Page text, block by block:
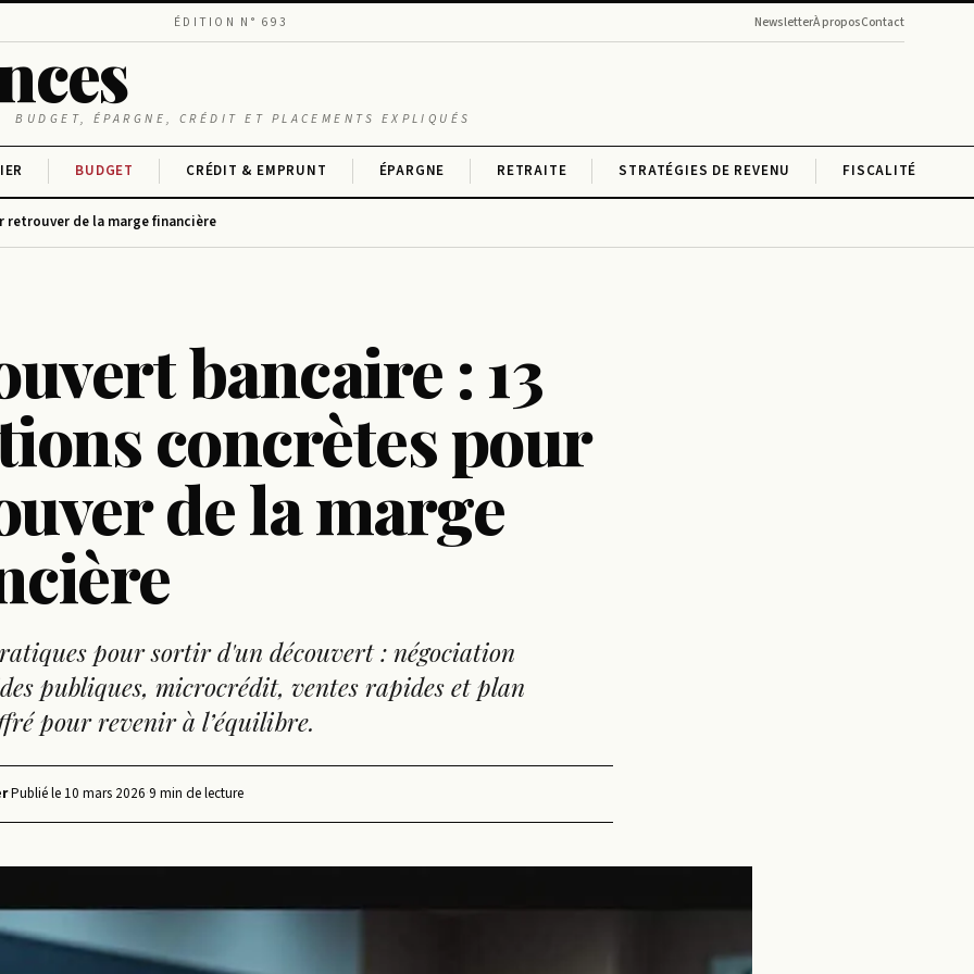
ÉDITION N° 693 NewsletterÀ proposContact
BUDGET, ÉPARGNE, CRÉDIT ET PLACEMENTS EXPLIQUÉS
BUDGET CRÉDIT & EMPRUNT ÉPARGNE RETRAITE STRATÉGIES DE REVENU FISCALITÉ
de la marge financière
bancaire : 13
concrètes pour
de la marge
pour sortir d'un découvert : négociation
publiques, microcrédit, ventes rapides et plan
pour revenir à l’équilibre.
·Publié le 10 mars 2026·9 min de lecture